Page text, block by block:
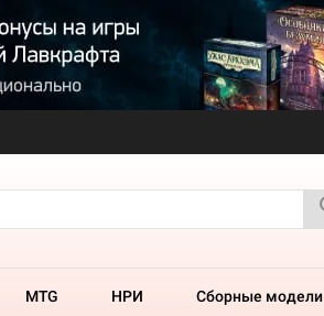
MTG НРИ Сборные модели